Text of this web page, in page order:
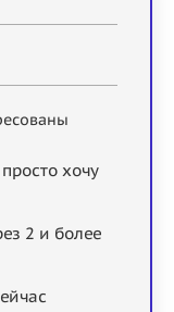
хочу
2 и более